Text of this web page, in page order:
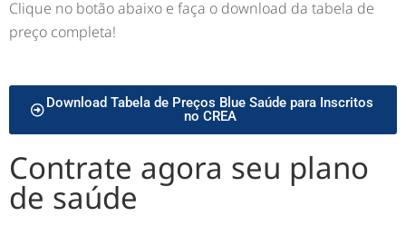
Clique no botão abaixo e faça o download da tabela de
preço completa!
Download Tabela de Preços Blue Saúde para Inscritos
no CREA
Contrate agora seu plano
de saúde